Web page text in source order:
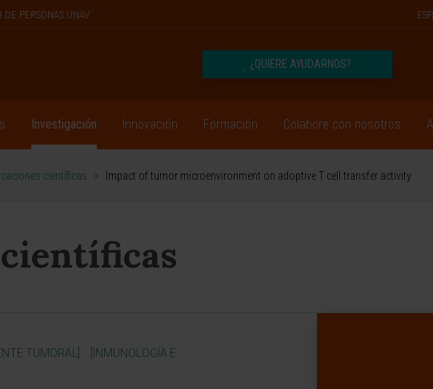
DE PERSONAS UNAV
¿QUIERE AYUDARNOS?
Investigación Innovación Formación Colabore con nosotros
científicas > Impact of tumor microenvironment on adoptive T cell transfer activity
TUMORAL]
[INMUNOLOGÍA E